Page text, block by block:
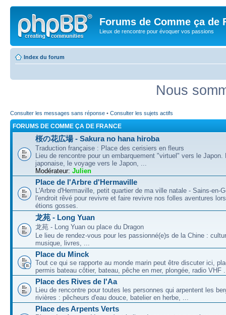
Forums de Comme ça de
Lieux de rencontre pour évoquer vos passions
Index du forum
Nous
Consulter les messages sans réponse • Consulter les sujets actifs
FORUMS DE COMME ÇA DE FRANCE
桜の花広場 - Sakura no hana hiroba
Traduction française : Place des cerisiers en fleurs
Lieu de rencontre pour un embarquement "virtuel" vers le Japon.
japonaise, le voyage vers le Japon, ...
Modérateur: Julien
Place de l'Arbre d'Hermaville
L'Arbre d'Hermaville, petit quartier de ma ville natale - Sains-en-
l'endroit rêvé pour revivre et faire revivre nos folles aventures
étions gosses.
龙苑 - Long Yuan
龙苑 - Long Yuan ou place du Dragon
Le lieu de rendez-vous pour les passionné(e)s de la Chine :
musique, livres, ...
Place du Minck
Tout ce qui se rapporte au monde marin peut être discuter ici,
permis bateau côtier, bateau, pêche en mer, plongée, radio VHF
Place des Rives de l'Aa
Lieu de rencontre pour toutes les personnes qui arpentent les
rivières : pêcheurs d'eau douce, batelier en herbe, ...
Place des Arpents Verts